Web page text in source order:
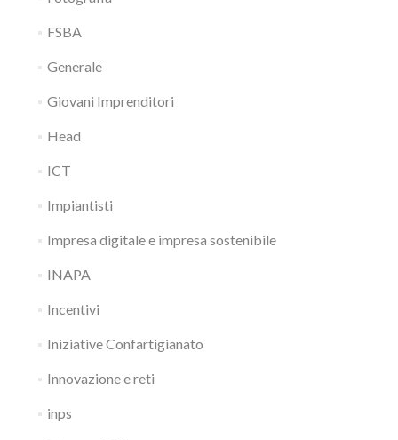
FSBA
Generale
Giovani Imprenditori
Head
ICT
Impiantisti
Impresa digitale e impresa sostenibile
INAPA
Incentivi
Iniziative Confartigianato
Innovazione e reti
inps